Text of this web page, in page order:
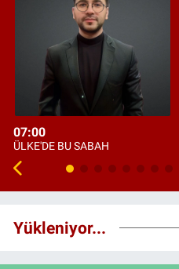
07:00
ÜLKE'DE BU SABAH
Yükleniyor...